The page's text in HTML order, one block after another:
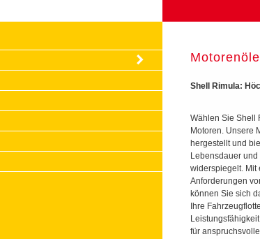
Motorenöle
Shell Rimula:
Wählen Sie Shell
Motoren. Unsere
hergestellt und
Lebensdauer
widerspiegelt. Mit
Anforderungen
können Sie sich
Ihre
für